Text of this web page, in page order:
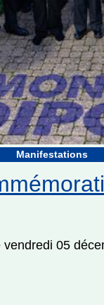
Manifestations
vendredi 05